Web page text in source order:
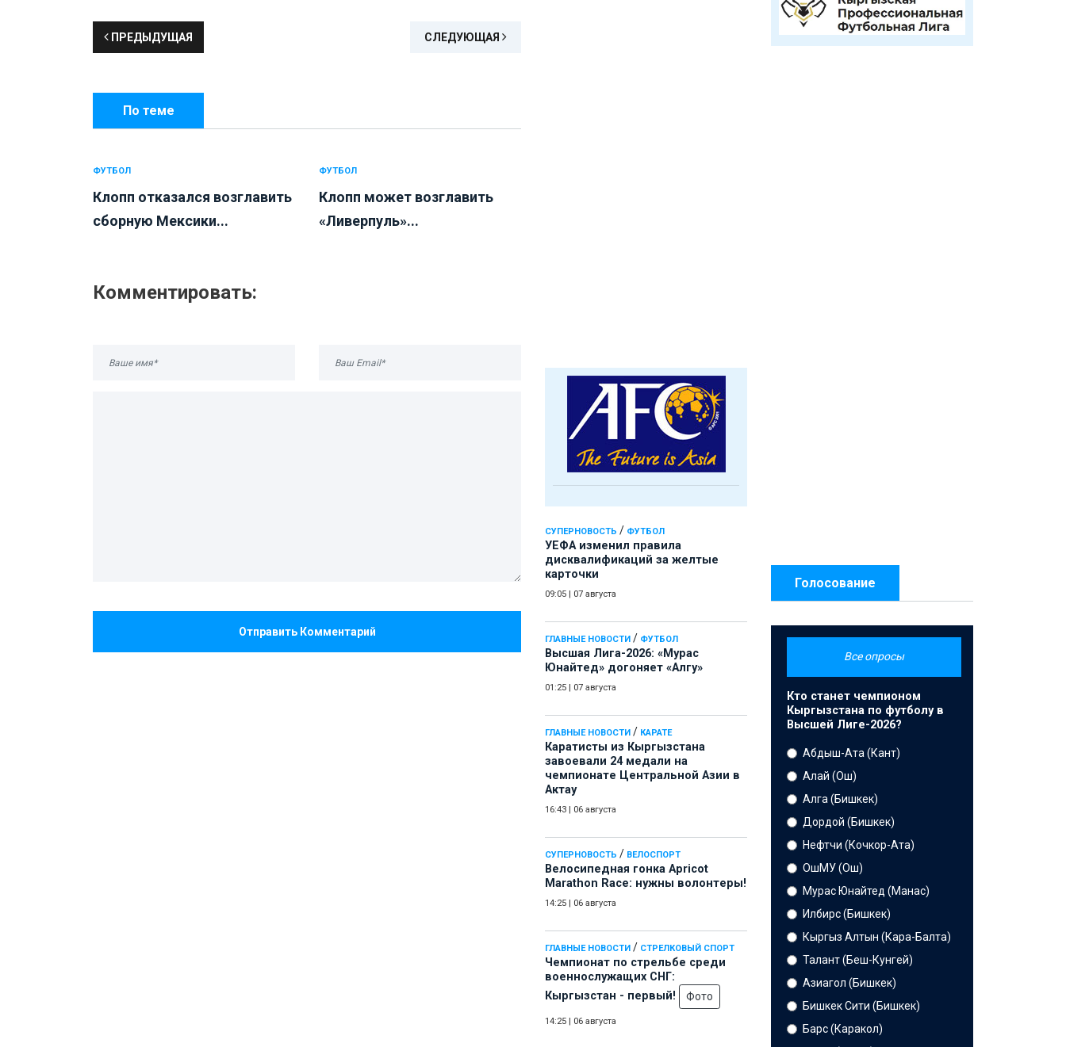
СУПЕРНОВОСТЬ / ФУТБОЛ
УЕФА изменил правила
дисквалификаций за желтые
карточки
09:05 07 августа
ГЛАВНЫЕ НОВОСТИ / ФУТБОЛ
Высшая Лига-2026: «Мурас
Юнайтед» догоняет «Алгу»
01:25 07 августа
ГЛАВНЫЕ НОВОСТИ / КАРАТЕ
Каратисты из Кыргызстана
завоевали 24 медали на
чемпионате Центральной Азии в
Актау
16:43 06 августа
СУПЕРНОВОСТЬ / ВЕЛОСПОРТ
Велосипедная гонка Apricot
Marathon Race: нужны волонтеры!
14:25 06 августа
ГЛАВНЫЕ НОВОСТИ / СТРЕЛКОВЫЙ СПОРТ
Чемпионат по стрельбе среди
военнослужащих СНГ:
Кыргызстан - первый!
Фото
14:25 06 августа
ПРЕДЫДУЩАЯ СЛЕДУЮЩАЯ
По теме
ФУТБОЛ
Клопп отказался возглавить
сборную Мексики...
ФУТБОЛ
Клопп может возглавить
«Ливерпуль»...
Комментировать:
Отправить Комментарий
Голосование
Все опросы
Кто станет чемпионом
Кыргызстана по футболу в
Высшей Лиге-2026?
Абдыш-Ата (Кант)
Алай (Ош)
Алга (Бишкек)
Дордой (Бишкек)
Нефтчи (Кочкор-Ата)
ОшМУ (Ош)
Мурас Юнайтед (Манас)
Илбирс (Бишкек)
Кыргыз Алтын (Кара-Балта)
Талант (Беш-Кунгей)
Азиагол (Бишкек)
Бишкек Сити (Бишкек)
Барс (Каракол)